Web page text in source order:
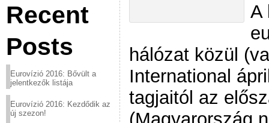
Recent
Posts
Eurovízió 2016: Bővült a
jelentkezők listája
Eurovízió 2016: Kezdődik az
új szezon!
A
hálózat közül
International
tagjaitól az